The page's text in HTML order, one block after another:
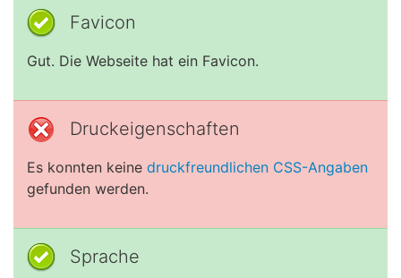
Favicon
Gut. Die Webseite hat ein Favicon.
Druckeigenschaften
Es konnten keine druckfreundlichen CSS-Angaben
gefunden werden.
Sprache